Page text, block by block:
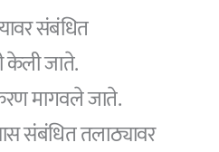
संबंधित
केली जाते.
मागवले जाते.
संबंधित तलाठ्यावर